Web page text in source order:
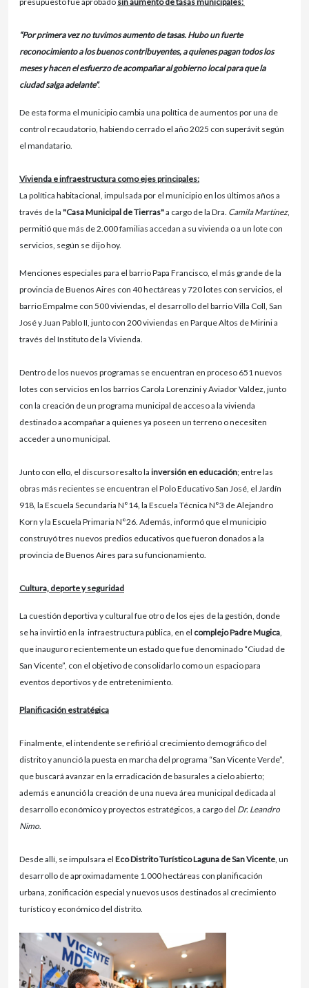
“Por primera vez no tuvimos aumento de tasas. Hubo un fuerte
reconocimiento a los buenos contribuyentes, a quienes pagan todos los
meses y hacen el esfuerzo de acompañar al gobierno local para que la
ciudad salga adelante”.
De esta forma el municipio cambia una política de aumentos por una de
control recaudatorio, habiendo cerrado el año 2025 con superávit según
el mandatario.
Vivienda e infraestructura como ejes principales:
La política habitacional, impulsada por el municipio en los últimos años a
través de la "Casa Municipal de Tierras"a cargo de la Dra. Camila Martínez,
permitió que más de 2.000 familias accedan a su vivienda o a un lote con
servicios, según se dijo hoy.
Menciones especiales para el barrio Papa Francisco, el más grande de la
provincia de Buenos Aires con 40 hectáreas y 720 lotes con servicios, el
barrio Empalme con 500 viviendas, el desarrollo del barrio Villa Coll, San
José y Juan Pablo II, junto con 200 viviendas en Parque Altos de Mirini a
través del Instituto de la Vivienda.
Dentro de los nuevos programas se encuentran en proceso 651 nuevos
lotes con servicios en los barrios Carola Lorenzini y Aviador Valdez, junto
con la creación de un programa municipal de acceso a la vivienda
destinado a acompañar a quienes ya poseen un terreno o necesiten
acceder a uno municipal.
Junto con ello, el discurso resalto la inversión en educación; entre las
obras más recientes se encuentran el Polo Educativo San José, el Jardín
918, la Escuela Secundaria N°14, la Escuela Técnica N°3 de Alejandro
Korn y la Escuela Primaria N°26. Además, informó que el municipio
construyó tres nuevos predios educativos que fueron donados a la
provincia de Buenos Aires para su funcionamiento.
Cultura, deporte y seguridad
La cuestión deportiva y cultural fue otro de los ejes de la gestión, donde
se ha invirtió en la infraestructura pública, en el complejo Padre Mugica,
que inauguro recientemente un estado que fue denominado “Ciudad de
San Vicente”, con el objetivo de consolidarlo como un espacio para
eventos deportivos y de entretenimiento.
Planificación estratégica
Finalmente, el intendente se refirió al crecimiento demográfico del
distrito y anunció la puesta en marcha del programa “San Vicente Verde”,
que buscará avanzar en la erradicación de basurales a cielo abierto;
además e anunció la creación de una nueva área municipal dedicada al
desarrollo económico y proyectos estratégicos, a cargo del Dr. Leandro
Nimo.
Desde allí, se impulsara el Eco Distrito Turístico Laguna de San Vicente, un
desarrollo de aproximadamente 1.000 hectáreas con planificación
urbana, zonificación especial y nuevos usos destinados al crecimiento
turístico y económico del distrito.